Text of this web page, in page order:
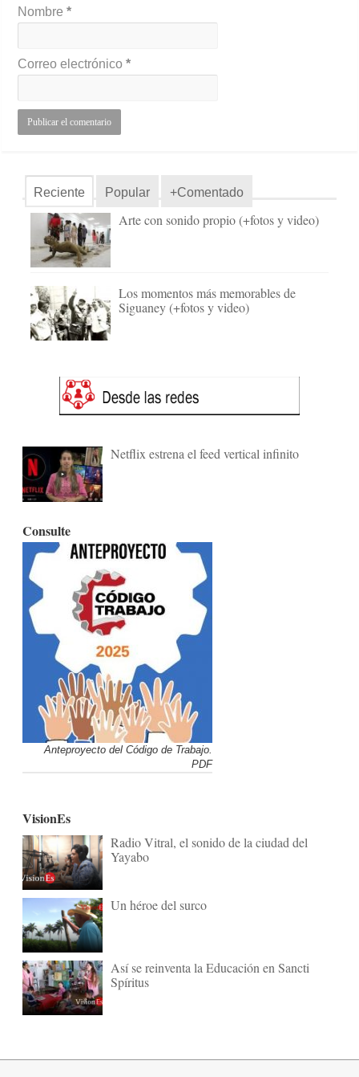
Nombre*
Correo electrónico*
Reciente Popular +Comentado
Arte con sonido propio (+fotos y video)
Los momentos más memorables de
Siguaney (+fotos y video)
Netflix estrena el feed vertical infinito
Consulte
Anteproyecto del Código de Trabajo.
PDF
VisionEs
Radio Vitral, el sonido de la ciudad del
Yayabo
Un héroe del surco
Así se reinventa la Educación en Sancti
Spíritus